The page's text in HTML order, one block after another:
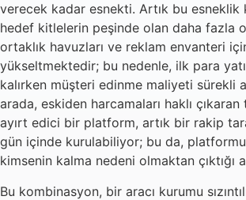
verecek kadar esnekti. Artık bu esneklik
hedef kitlelerin peşinde olan daha fazla
ortaklık havuzları ve reklam envanteri
yükseltmektedir; bu nedenle, ilk para
kalırken müşteri edinme maliyeti sürekli
arada, eskiden harcamaları haklı
ayırt edici bir platform, artık bir rakip
gün içinde kurulabiliyor; bu da,
kimsenin kalma nedeni olmaktan çıktığı
Bu kombinasyon, bir aracı kurumu